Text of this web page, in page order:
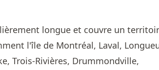
longue et couvre un
l'île de Montréal, Laval,
Trois-Rivières, Drummondville,